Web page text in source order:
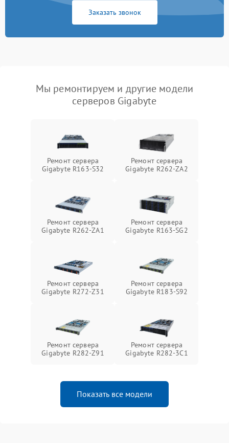
Заказать звонок
Мы ремонтируем и другие модели
серверов Gigabyte
Ремонт сервера
Gigabyte R163-S32
Ремонт сервера
Gigabyte R262-ZA2
Ремонт сервера
Gigabyte R262-ZA1
Ремонт сервера
Gigabyte R163-SG2
Ремонт сервера
Gigabyte R272-Z31
Ремонт сервера
Gigabyte R183-S92
Ремонт сервера
Gigabyte R282-Z91
Ремонт сервера
Gigabyte R282-3C1
Показать все модели